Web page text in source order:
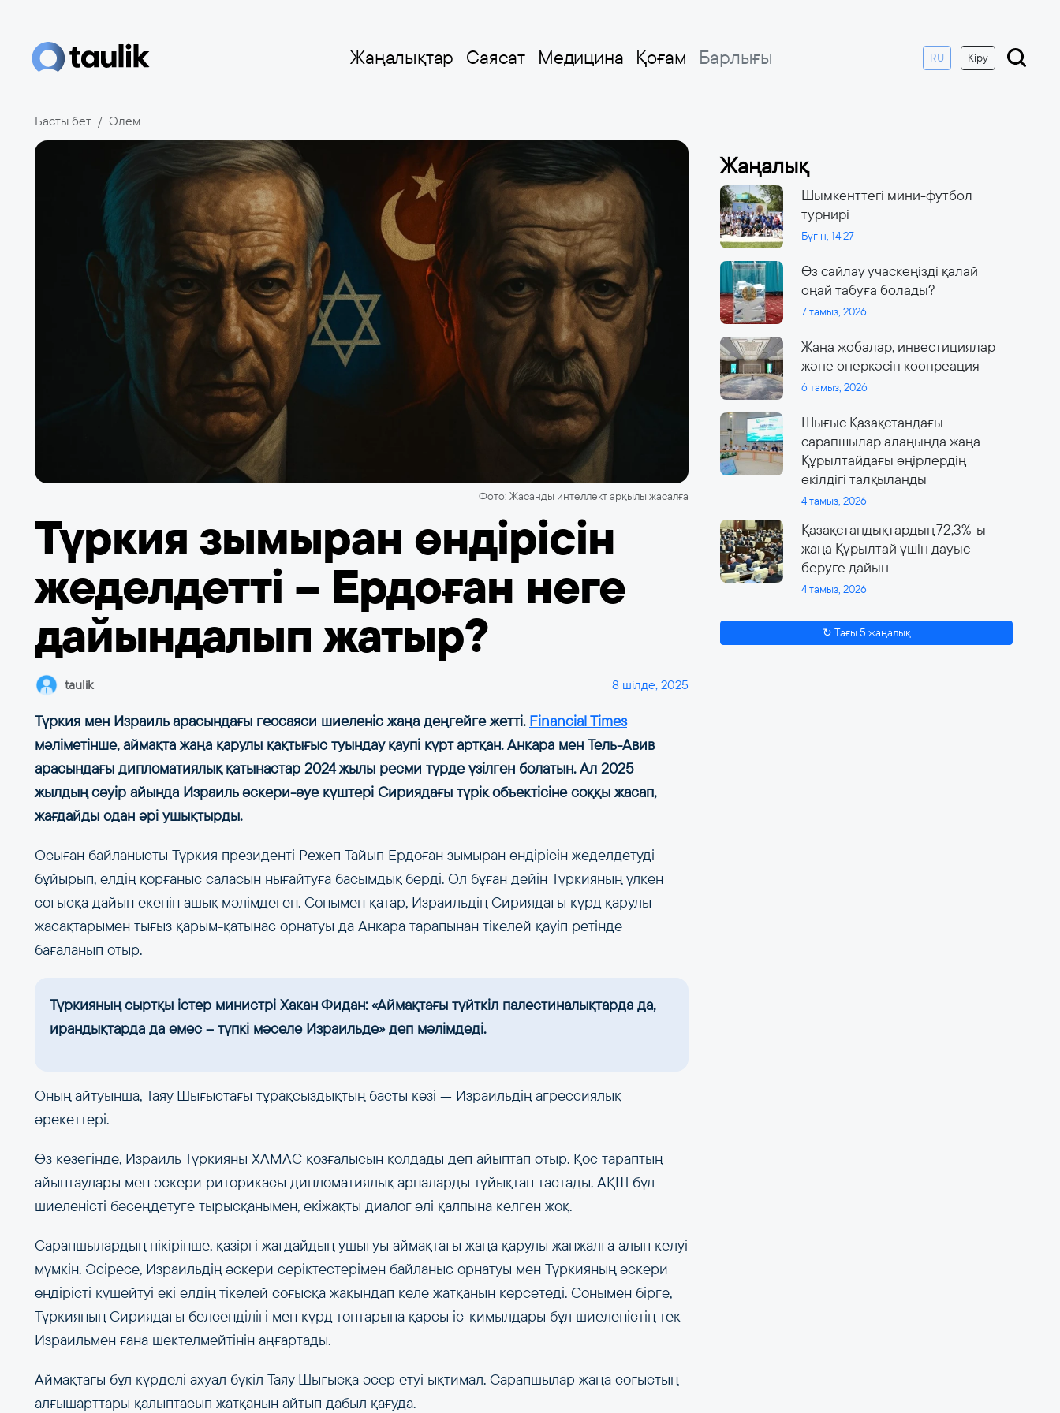
Жаңалықтар Саясат Медицина Қоғам Барлығы RU Кіру
Басты бет Әлем
Фото: Жасанды интеллект арқылы жасалға
Түркия зымыран өндірісін
жеделдетті – Ердоған неге
дайындалып жатыр?
taulik 8 шілде, 2025
Түркия мен Израиль арасындағы геосаяси шиеленіс жаңа деңгейге жетті. Financial Times
мәліметінше, аймақта жаңа қарулы қақтығыс туындау қаупі күрт артқан. Анкара мен Тель-Авив
арасындағы дипломатиялық қатынастар 2024 жылы ресми түрде үзілген болатын. Ал 2025
жылдың сәуір айында Израиль әскери-әуе күштері Сириядағы түрік объектісіне соққы жасап,
жағдайды одан әрі ушықтырды.
Осыған байланысты Түркия президенті Режеп Тайып Ердоған зымыран өндірісін жеделдетуді
бұйырып, елдің қорғаныс саласын нығайтуға басымдық берді. Ол бұған дейін Түркияның үлкен
соғысқа дайын екенін ашық мәлімдеген. Сонымен қатар, Израильдің Сириядағы күрд қарулы
жасақтарымен тығыз қарым-қатынас орнатуы да Анкара тарапынан тікелей қауіп ретінде
бағаланып отыр.
Түркияның сыртқы істер министрі Хакан Фидан: «Аймақтағы түйткіл палестиналықтарда да,
ирандықтарда да емес – түпкі мәселе Израильде» деп мәлімдеді.
Оның айтуынша, Таяу Шығыстағы тұрақсыздықтың басты көзі — Израильдің агрессиялық
әрекеттері.
Өз кезегінде, Израиль Түркияны ХАМАС қозғалысын қолдады деп айыптап отыр. Қос тараптың
айыптаулары мен әскери риторикасы дипломатиялық арналарды тұйықтап тастады. АҚШ бұл
шиеленісті бәсеңдетуге тырысқанымен, екіжақты диалог әлі қалпына келген жоқ.
Сарапшылардың пікірінше, қазіргі жағдайдың ушығуы аймақтағы жаңа қарулы жанжалға алып келуі
мүмкін. Әсіресе, Израильдің әскери серіктестерімен байланыс орнатуы мен Түркияның әскери
өндірісті күшейтуі екі елдің тікелей соғысқа жақындап келе жатқанын көрсетеді. Сонымен бірге,
Түркияның Сириядағы белсенділігі мен күрд топтарына қарсы іс-қимылдары бұл шиеленістің тек
Израильмен ғана шектелмейтінін аңғартады.
Аймақтағы бұл күрделі ахуал бүкіл Таяу Шығысқа әсер етуі ықтимал. Сарапшылар жаңа соғыстың
алғышарттары қалыптасып жатқанын айтып дабыл қағуда.
Жаңалық
Шымкенттегі мини-футбол
турнирі
Бүгін, 14:27
Өз сайлау учаскеңізді қалай
оңай табуға болады?
7 тамыз, 2026
Жаңа жобалар, инвестициялар
және өнеркәсіп коопреация
6 тамыз, 2026
Шығыс Қазақстандағы
сарапшылар алаңында жаңа
Құрылтайдағы өңірлердің
өкілдігі талқыланды
4 тамыз, 2026
Қазақстандықтардың 72,3%-ы
жаңа Құрылтай үшін дауыс
беруге дайын
4 тамыз, 2026
↻ Тағы 5 жаңалық